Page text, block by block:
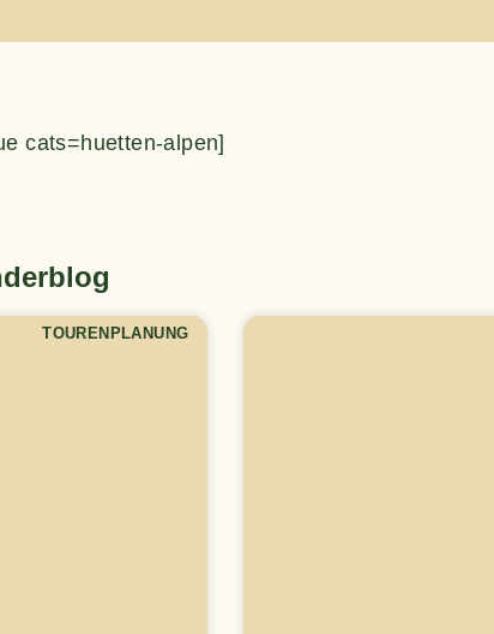
cats=huetten-alpen]
TOURENPLANUNG